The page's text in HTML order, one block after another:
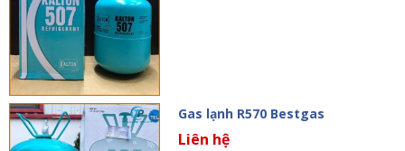
Gas lạnh R570 Bestgas
Liên hệ